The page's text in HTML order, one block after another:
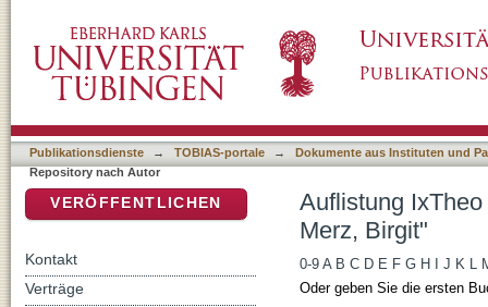
Publikationsdienste → TOBIAS-portale →
Dokumente aus Instituten und
Repository nach Autor
Auflistung
Merz, Birgit"
0-9 A B C D E F G H J K L
Oder geben Sie die ersten
VERÖFFENTLICHEN
Kontakt
Verträge